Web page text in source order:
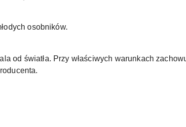
osobników.
od światła. Przy właściwych warunkach